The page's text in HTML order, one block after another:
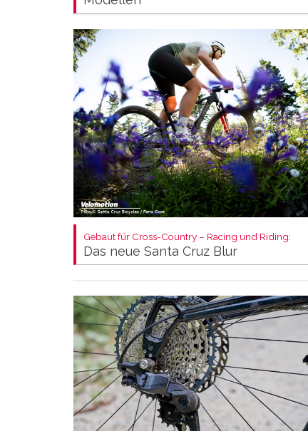
Gebaut für Cross-Country – Racing und Riding:
Das neue Santa Cruz Blur